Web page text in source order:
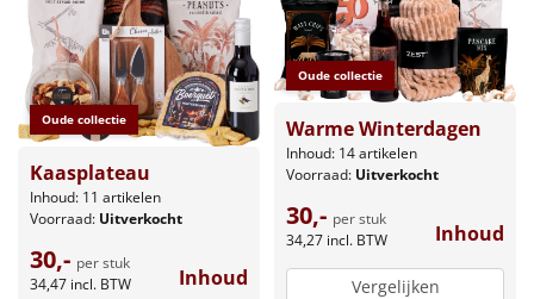
Oude collectie
Kaasplateau
Inhoud: 11 artikelen
Voorraad: Uitverkocht
30,- per stuk
34,47 incl. BTW Inhoud
Oude collectie
Warme Winterdagen
Inhoud: 14 artikelen
Voorraad: Uitverkocht
30,- per stuk
34,27 incl. BTW Inhoud
Vergelijken